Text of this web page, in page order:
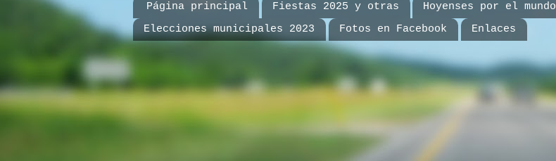
Página principal Fiestas 2025 y otras Hoyenses por el mundo
Elecciones municipales 2023
Fotos en Facebook Enlaces